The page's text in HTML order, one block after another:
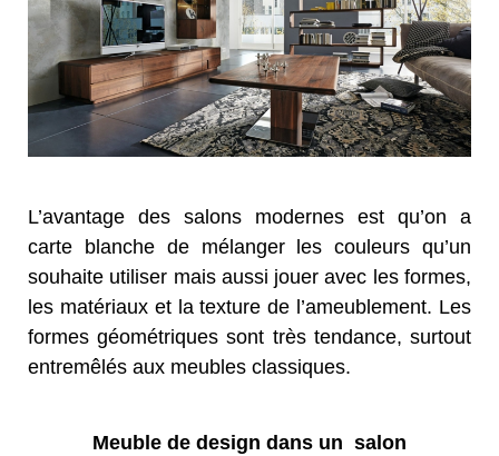
L’avantage des salons modernes est qu’on a
carte blanche de mélanger les couleurs qu’un
souhaite utiliser mais aussi jouer avec les formes,
les matériaux et la texture de l’ameublement. Les
formes géométriques sont très tendance, surtout
entremêlés aux meubles classiques.
Meuble de design dans un salon